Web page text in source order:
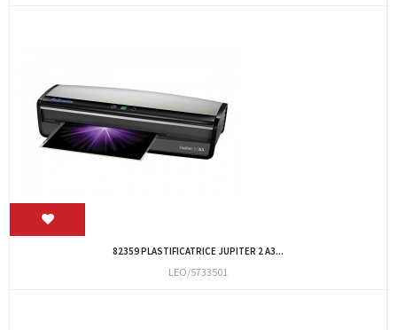
82359 PLASTIFICATRICE JUPITER 2 A3...
LEO/5733501